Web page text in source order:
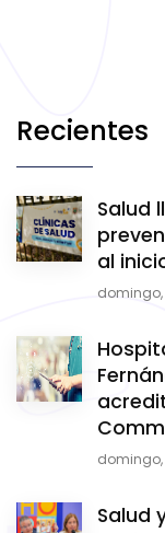
Recientes
Salud
al
Salud